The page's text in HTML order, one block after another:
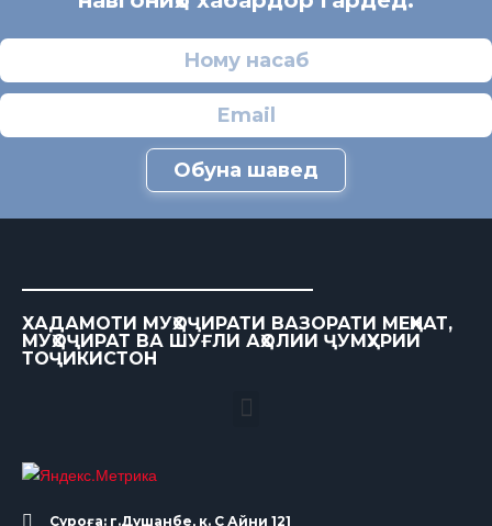
Обуна шавед
ХАДАМОТИ МУҲОҶИРАТИ ВАЗОРАТИ МЕҲНАТ,
МУҲОҶИРАТ ВА ШУҒЛИ АҲОЛИИ ҶУМҲУРИИ
ТОҶИКИСТОН
Суроға: г.Душанбе, к. С Айни 121